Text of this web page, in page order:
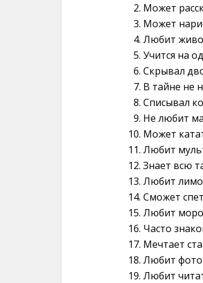
Может
Может
Любит
Учится на
Скрывал
В тайне не
Списывал
Не любит
Может
Любит
Знает всю
Любит
Сможет
Любит
Часто
Мечтает
Любит
Любит